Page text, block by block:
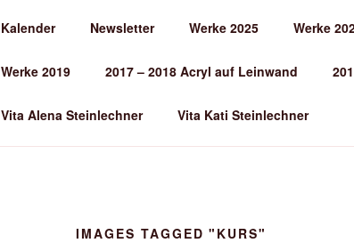
ALENA
Kalender Newsletter Werke 2025 Werke
Werke 2019 2017 – 2018 Acryl auf Leinwand
Vita Alena Steinlechner Vita Kati Steinlechner
IMAGES TAGGED "KURS"